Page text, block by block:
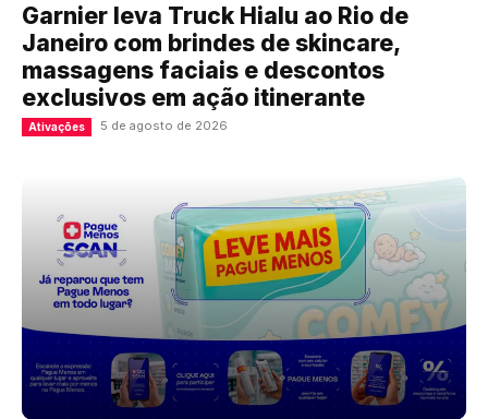
Garnier leva Truck Hialu ao Rio de
Janeiro com brindes de skincare,
massagens faciais e descontos
exclusivos em ação itinerante
Ativações 5 de agosto de 2026